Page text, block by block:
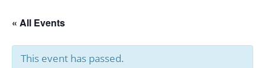
« All Events
This event has passed.